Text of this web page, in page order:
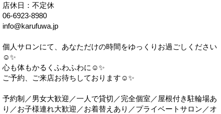
店休日：不定休
06-6923-8980
info@karufuwa.jp
個人サロンにて、あなただけの時間をゆっくりお過ごしください
☺️✨
心も体もかるくふわふわに☺️✨
ご予約、ご来店お待ちしております☺️✨
予約制／男女大歓迎／一人で貸切／完全個室／屋根付き駐輪場あ
り／お子様連れ大歓迎／お着替えあり／プライベートサロン／オ